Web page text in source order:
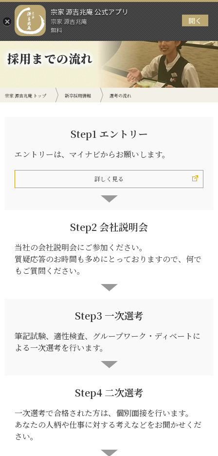
宗家 源吉兆庵 公式アプリ
宗家 源吉兆庵
無料
開く
メニュー
採用までの流れ
宗家 源吉兆庵 トップ 新卒採用情報 選考の流れ
Step1 エントリー
エントリーは、マイナビからお願いします。
詳しく見る
Step2 会社説明会
当社の会社説明会にご参加ください。
質疑応答のお時間も多めにとっておりますので、何で
もご質問ください。
Step3 一次選考
筆記試験、適性検査、グループワーク・ディベートに
よる一次選考を行います。
Step4 二次選考
一次選考で合格された方は、個別面接を行います。
あなたの人柄や仕事に対する考えなどをお聞かせくだ
さい。